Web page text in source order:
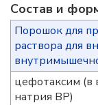
Состав и
Порошок для
раствора для
цефотаксим (в
натрия ВР)